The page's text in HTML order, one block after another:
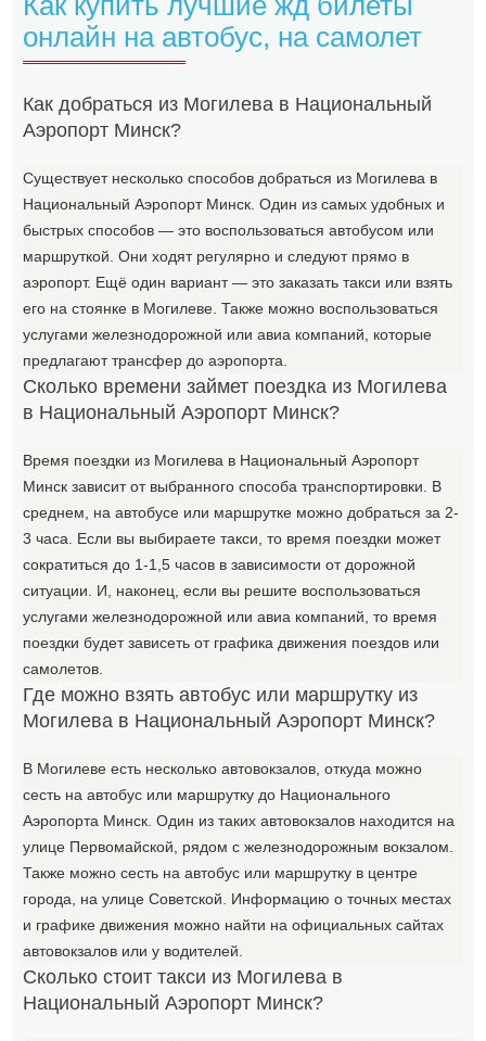
онлайн на автобус, на самолет
Как добраться из Могилева в Национальный
Аэропорт Минск?
Существует несколько способов добраться из Могилева в
Национальный Аэропорт Минск. Один из самых удобных и
быстрых способов — это воспользоваться автобусом или
маршруткой. Они ходят регулярно и следуют прямо в
аэропорт. Ещё один вариант — это заказать такси или взять
его на стоянке в Могилеве. Также можно воспользоваться
услугами железнодорожной или авиа компаний, которые
предлагают трансфер до аэропорта.
Сколько времени займет поездка из Могилева
в Национальный Аэропорт Минск?
Время поездки из Могилева в Национальный Аэропорт
Минск зависит от выбранного способа транспортировки. В
среднем, на автобусе или маршрутке можно добраться за 2-
3 часа. Если вы выбираете такси, то время поездки может
сократиться до 1-1,5 часов в зависимости от дорожной
ситуации. И, наконец, если вы решите воспользоваться
услугами железнодорожной или авиа компаний, то время
поездки будет зависеть от графика движения поездов или
самолетов.
Где можно взять автобус или маршрутку из
Могилева в Национальный Аэропорт Минск?
В Могилеве есть несколько автовокзалов, откуда можно
сесть на автобус или маршрутку до Национального
Аэропорта Минск. Один из таких автовокзалов находится на
улице Первомайской, рядом с железнодорожным вокзалом.
Также можно сесть на автобус или маршрутку в центре
города, на улице Советской. Информацию о точных местах
и графике движения можно найти на официальных сайтах
автовокзалов или у водителей.
Сколько стоит такси из Могилева в
Национальный Аэропорт Минск?